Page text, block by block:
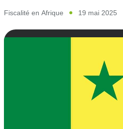
Fiscalité en Afrique 19 mai 2025